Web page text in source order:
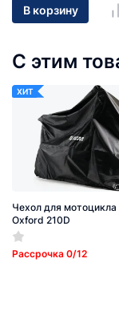
В корзину
С этим
ХИТ
Чехол для мотоцикла
Oxford 210D
Рассрочка 0/12